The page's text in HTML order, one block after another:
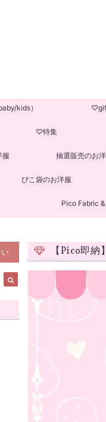
kids）
♡特集
服 抽選販売のお
ぴこ袋のお洋服
Pico Fabric
【Pico即